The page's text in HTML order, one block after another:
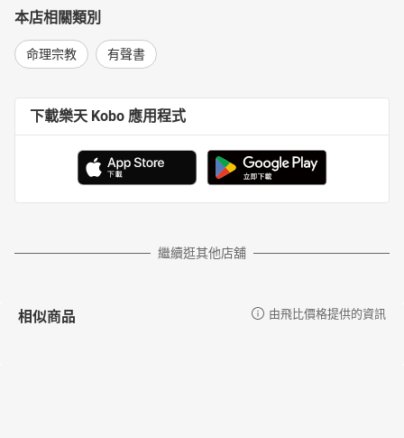
本店相關類別
命理宗教 有聲書
下載樂天 Kobo 應用程式
繼續逛其他店舖
相似商品 由飛比價格提供的資訊